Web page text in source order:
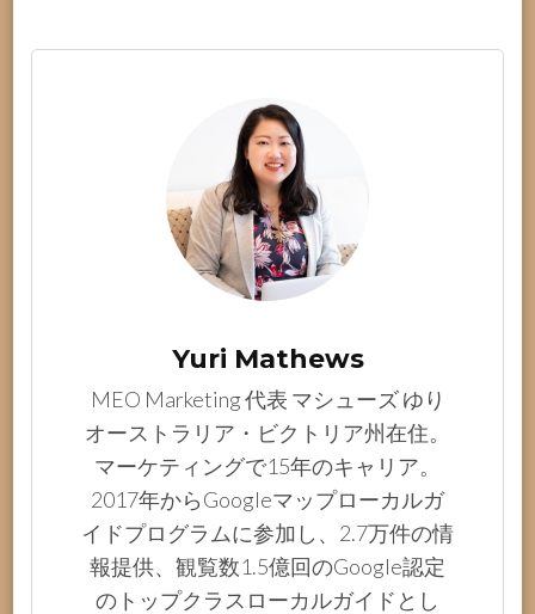
Yuri Mathews
MEO Marketing 代表 マシューズ ゆり
オーストラリア・ビクトリア州在住。
マーケティングで15年のキャリア。
2017年からGoogleマップローカルガ
イドプログラムに参加し、2.7万件の情
報提供、観覧数1.5億回のGoogle認定
のトップクラスローカルガイドとし